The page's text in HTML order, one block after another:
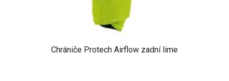
Chrániče Protech Airflow zadní lime